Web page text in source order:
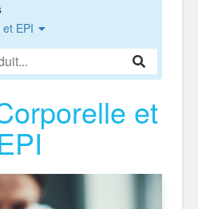
EPI
et